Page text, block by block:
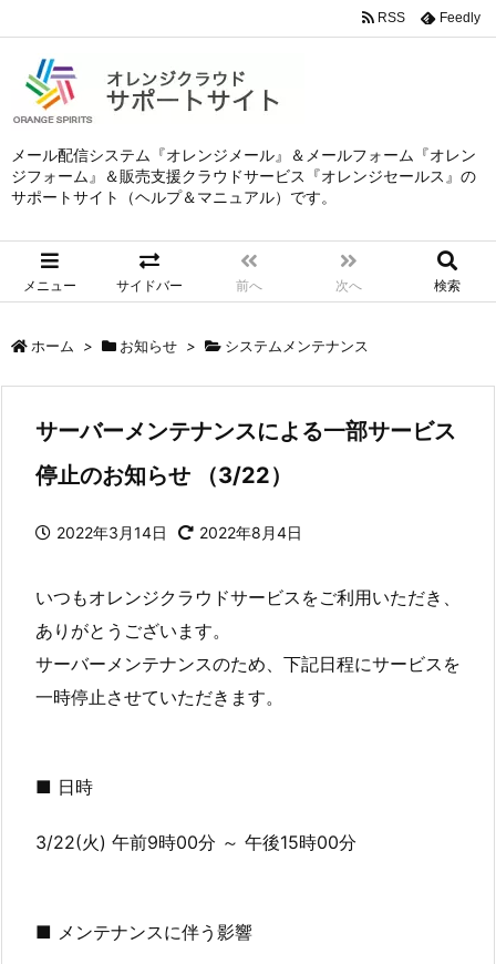
メール配信システム『オレンジメール』＆メールフォーム『オレン
ジフォーム』＆販売支援クラウドサービス『オレンジセールス』の
サポートサイト（ヘルプ＆マニュアル）です。
メニュー サイドバー 前へ 次へ 検索
RSS Feedly
ホーム > お知らせ > システムメンテナンス
サーバーメンテナンスによる一部サービス
停止のお知らせ （3/22）
2022年3月14日 2022年8月4日
いつもオレンジクラウドサービスをご利用いただき、
ありがとうございます。
サーバーメンテナンスのため、下記日程にサービスを
一時停止させていただきます。
■ 日時
3/22(火) 午前9時00分 ～ 午後15時00分
■ メンテナンスに伴う影響